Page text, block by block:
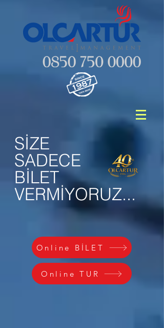
SİZE
SADECE
BİLET
VERMİYORUZ...
Online BİLET
Online TUR